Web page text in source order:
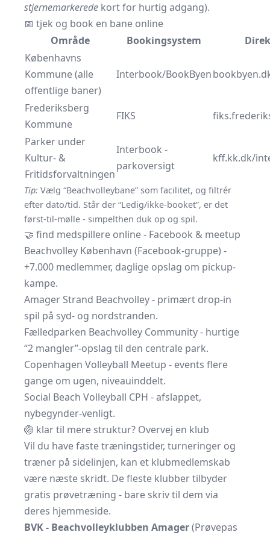
stjernemarkerede kort for hurtig adgang).
📅 tjek og book en bane online
Område
Bookingsystem
Københavns
Kommune (alle
offentlige baner)
Interbook/BookByen
Frederiksberg
Kommune
FIKS
Parker under
Kultur- &
Fritidsforvaltningen
Interbook -
parkoversigt
kff.kk.dk/
Tip: Vælg “Beachvolleybane” som facilitet, og filtrér
efter dato/tid. Står der “Ledig/ikke-booket”, er det
først-til-mølle - simpelthen duk op og spil.
🤝 find medspillere online - Facebook & meetup
Beachvolley København (Facebook-gruppe) -
+7.000 medlemmer, daglige opslag om pickup-
kampe.
Amager Strand Beachvolley- primært drop-in
spil på syd- og nordstranden.
Fælledparken Beachvolley Community- hurtige
“2 mangler”-opslag til den centrale park.
Copenhagen Volleyball Meetup - events flere
gange om ugen, niveauinddelt.
Social Beach Volleyball CPH - afslappet,
nybegynder-venligt.
🏐 klar til mere struktur? Overvej en klub
Vil du have faste træningstider, turneringer og
træner på sidelinjen, kan et klubmedlemskab
være næste skridt. De fleste klubber tilbyder
gratis prøvetræning - bare skriv til dem via
deres hjemmeside.
BVK - Beachvolleyklubben Amager(Prøvepas